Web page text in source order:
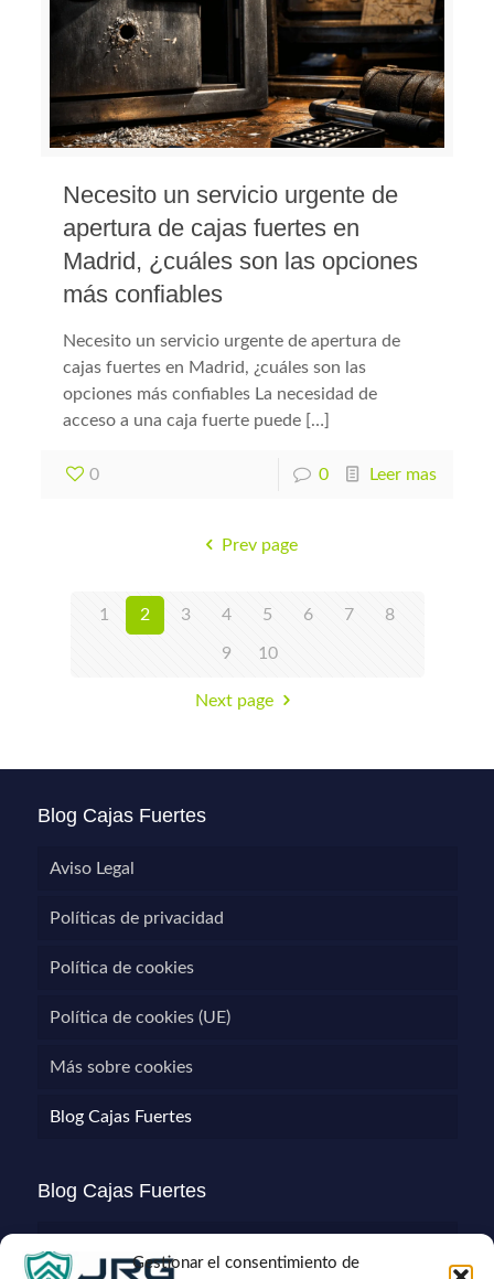
Gestionar el consentimiento de
Necesito un servicio urgente de
apertura de cajas fuertes en
Madrid, ¿cuáles son las opciones
más confiables
Necesito un servicio urgente de apertura de
cajas fuertes en Madrid, ¿cuáles son las
opciones más confiables La necesidad de
acceso a una caja fuerte puede […]
0 0 Leer mas
Prev page
1 2 3 4 5 6 7 8
9 10
Next page
Blog Cajas Fuertes
Aviso Legal
Políticas de privacidad
Política de cookies
Política de cookies (UE)
Más sobre cookies
Blog Cajas Fuertes
Blog Cajas Fuertes